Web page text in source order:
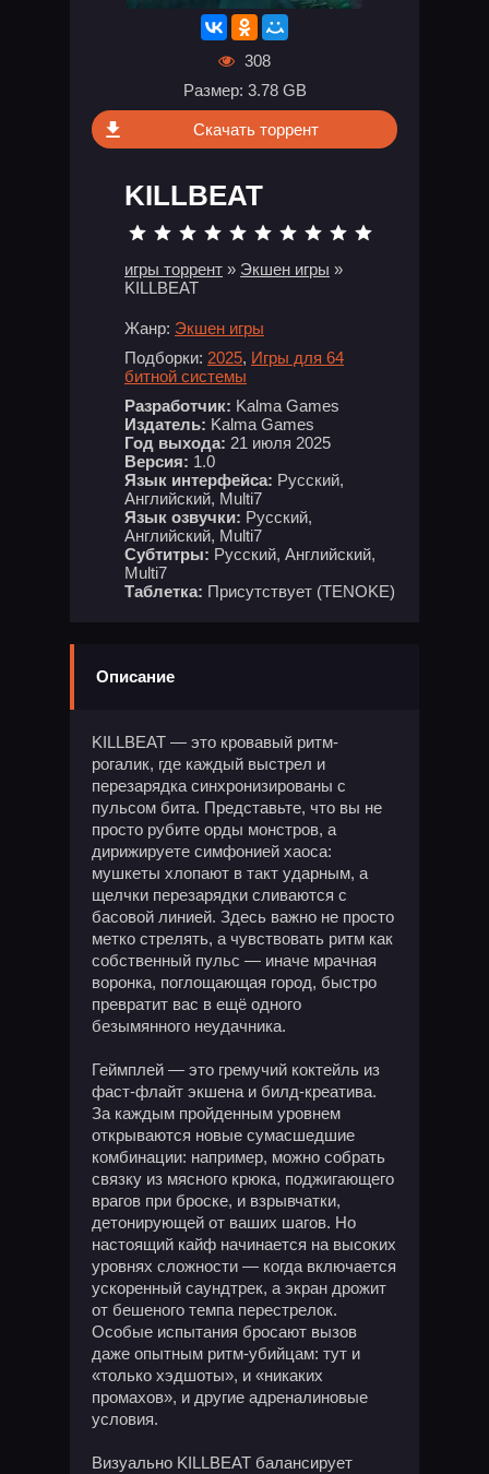
308
Размер: 3.78 GB
Скачать торрент
KILLBEAT
игры торрент » Экшен игры »
KILLBEAT
Жанр: Экшен игры
Подборки: 2025, Игры для 64
битной системы
Разработчик: Kalma Games
Издатель: Kalma Games
Год выхода: 21 июля 2025
Версия: 1.0
Язык интерфейса: Русский,
Английский, Multi7
Язык озвучки: Русский,
Английский, Multi7
Субтитры: Русский, Английский,
Multi7
Таблетка: Присутствует (TENOKE)
Описание
KILLBEAT — это кровавый ритм-
рогалик, где каждый выстрел и
перезарядка синхронизированы с
пульсом бита. Представьте, что вы не
просто рубите орды монстров, а
дирижируете симфонией хаоса:
мушкеты хлопают в такт ударным, а
щелчки перезарядки сливаются с
басовой линией. Здесь важно не просто
метко стрелять, а чувствовать ритм как
собственный пульс — иначе мрачная
воронка, поглощающая город, быстро
превратит вас в ещё одного
безымянного неудачника.
Геймплей — это гремучий коктейль из
фаст-флайт экшена и билд-креатива.
За каждым пройденным уровнем
открываются новые сумасшедшие
комбинации: например, можно собрать
связку из мясного крюка, поджигающего
врагов при броске, и взрывчатки,
детонирующей от ваших шагов. Но
настоящий кайф начинается на высоких
уровнях сложности — когда включается
ускоренный саундтрек, а экран дрожит
от бешеного темпа перестрелок.
Особые испытания бросают вызов
даже опытным ритм-убийцам: тут и
«только хэдшоты», и «никаких
промахов», и другие адреналиновые
условия.
Визуально KILLBEAT балансирует